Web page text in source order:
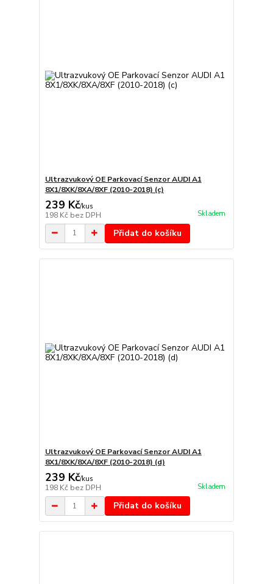
Ultrazvukový OE Parkovací Senzor AUDI A1
8X1/8XK/8XA/8XF (2010-2018) (c)
239 Kč/kus
198 Kč bez DPH Skladem
Přidat do košíku
Ultrazvukový OE Parkovací Senzor AUDI A1
8X1/8XK/8XA/8XF (2010-2018) (d)
239 Kč/kus
198 Kč bez DPH Skladem
Přidat do košíku